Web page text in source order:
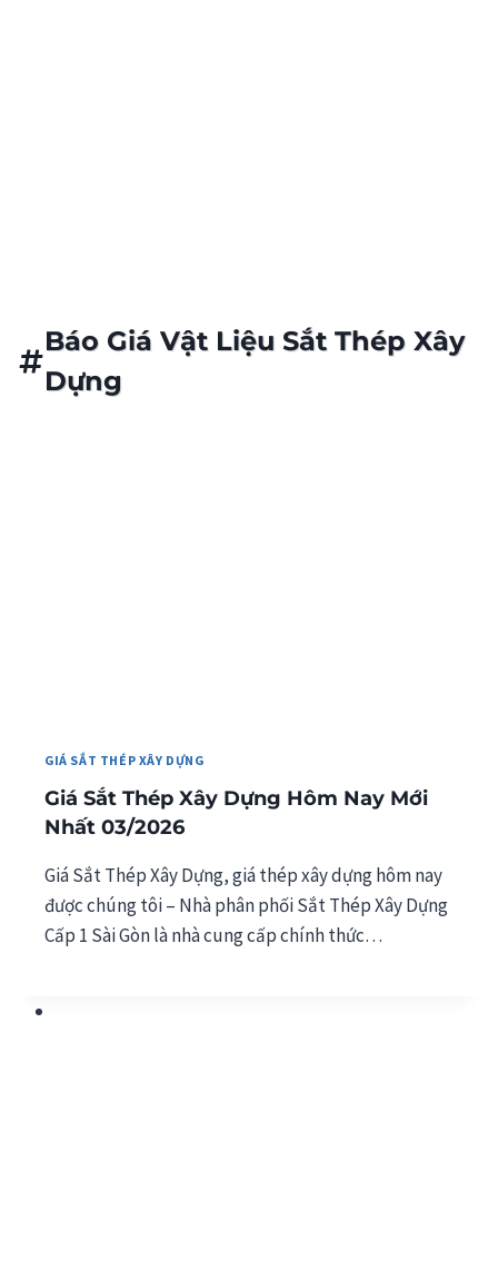
Báo Giá Vật Liệu Sắt Thép Xây
Dựng
GIÁ SẮT THÉP XÂY DỰNG
Giá Sắt Thép Xây Dựng Hôm Nay Mới
Nhất 03/2026
Giá Sắt Thép Xây Dựng, giá thép xây dựng hôm nay
được chúng tôi – Nhà phân phối Sắt Thép Xây Dựng
Cấp 1 Sài Gòn là nhà cung cấp chính thức…